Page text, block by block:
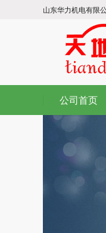
山东华力机电有限
公司首页